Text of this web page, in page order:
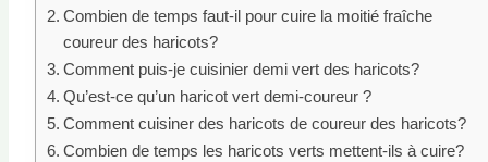
Combien de temps faut-il pour cuire la moitié fraîche
coureur des haricots?
Comment puis-je cuisinier demi vert des haricots?
Qu’est-ce qu’un haricot vert demi-coureur ?
Comment cuisiner des haricots de coureur des haricots?
Combien de temps les haricots verts mettent-ils à cuire?